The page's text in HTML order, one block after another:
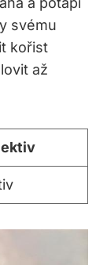
svému
kořist
až